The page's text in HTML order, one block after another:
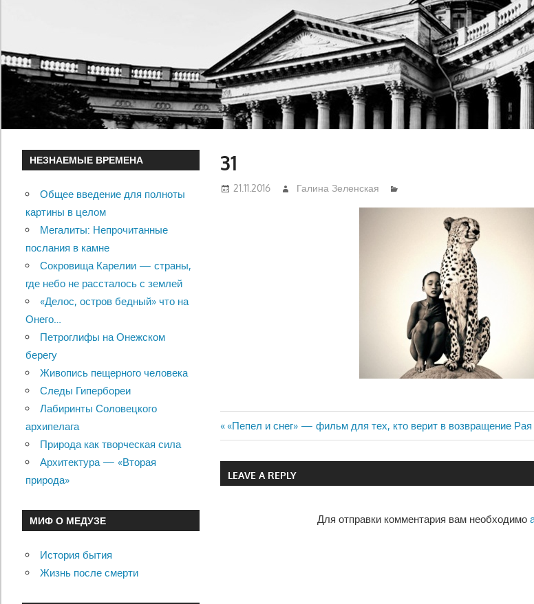
31
21.11.2016 Галина Зеленская
Навигация
по
Previous
Post:
«Пепел и снег» — фильм для тех, кто верит в возвращение Рая
LEAVE A REPLY
Для отправки комментария вам необходимо
НЕЗНАЕМЫЕ ВРЕМЕНА
Общее введение для полноты
картины в целом
Мегалиты: Непрочитанные
послания в камне
Сокровища Карелии — страны,
где небо не рассталось с землей
«Делос, остров бедный» что на
Онего…
Петроглифы на Онежском
берегу
Живопись пещерного человека
Следы Гипербореи
Лабиринты Соловецкого
архипелага
Природа как творческая сила
Архитектура — «Вторая
природа»
МИФ О МЕДУЗЕ
История бытия
Жизнь после смерти